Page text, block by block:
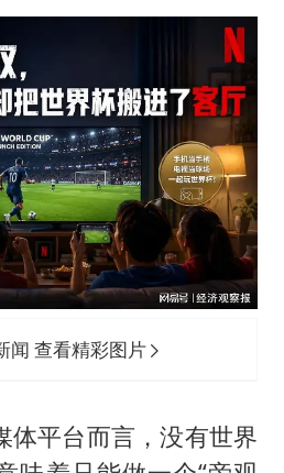
2026年7月份居民消费价格同比上涨0.5%
“伊斯兰版北约”出现
上海中心城区暴雨预警由橙变红
台铃电动车仅骑一年就断电趴窝
外国游客的“中国游三件套”火了
以军士兵把枪口对准中国记者
白海豚在海上打了个结
上海大部迎大暴雨
方桃子代言广告视频已下架
谢霆锋演唱会隔空祝王菲生日快乐
闻 查看精彩图片
体平台而言，没有世界